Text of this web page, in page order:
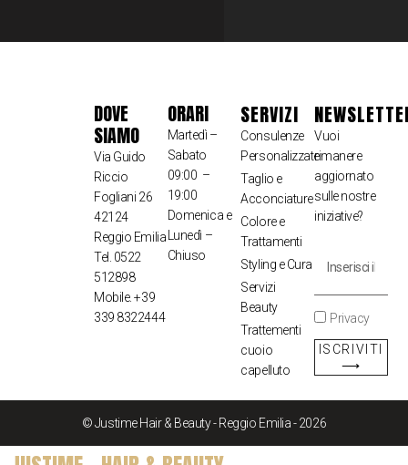
DOVE
SIAMO
Via Guido
Riccio
Fogliani 26
42124
Reggio Emilia
Tel. 0522
512898
Mobile. +39
339 8322444
ORARI
Martedì –
Sabato
09:00 –
19:00
Domenica e
Lunedì –
Chiuso
SERVIZI
Consulenze
Personalizzate
Taglio e
Acconciature
Colore e
Trattamenti
Styling e Cura
Servizi
Beauty
Trattementi
cuoio
capelluto
Vuoi
rimanere
aggiornato
sulle nostre
iniziative?
Privacy
ISCRIVITI
⟶
© Justime Hair & Beauty - Reggio Emilia - 2026